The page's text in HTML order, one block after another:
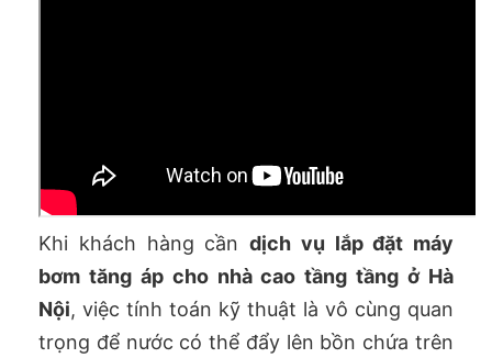
Khi khách hàng cần dịch vụ lắp đặt máy
bơm tăng áp cho nhà cao tầng tầng ở Hà
Nội, việc tính toán kỹ thuật là vô cùng quan
trọng để nước có thể đẩy lên bồn chứa trên